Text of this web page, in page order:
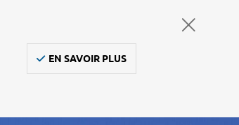
EN SAVOIR PLUS